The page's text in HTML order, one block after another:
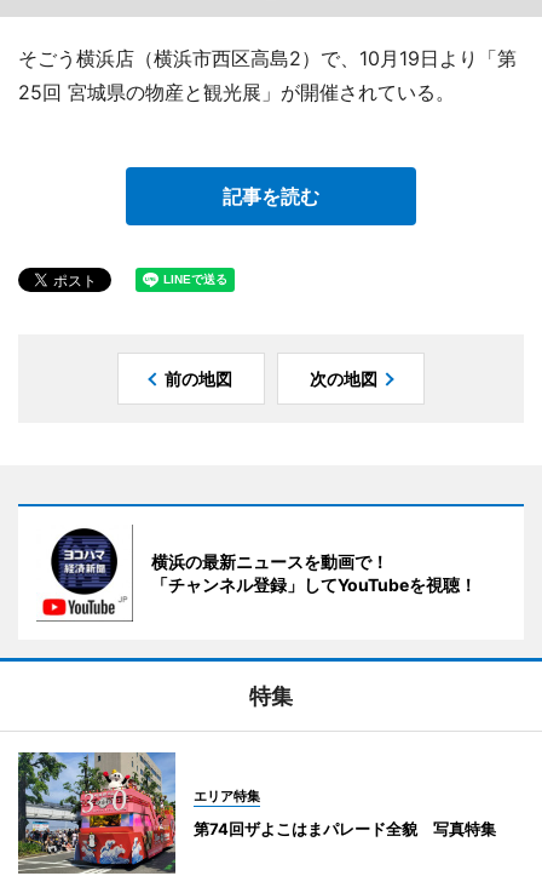
そごう横浜店（横浜市西区高島2）で、10月19日より「第
25回 宮城県の物産と観光展」が開催されている。
記事を読む
前の地図 次の地図
横浜の最新ニュースを動画で！
「チャンネル登録」してYouTubeを視聴！
特集
エリア特集
第74回ザよこはまパレード全貌 写真特集